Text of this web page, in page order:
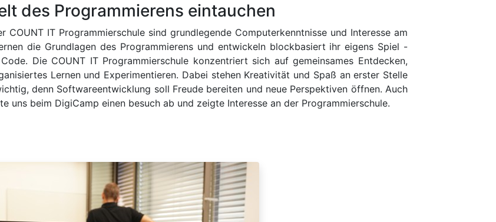
des Programmierens eintauchen
COUNT IT Programmierschule sind grundlegende Computerkenntnisse und Interesse am
die Grundlagen des Programmierens und entwickeln blockbasiert ihr eigens Spiel -
Die COUNT IT Programmierschule konzentriert sich auf gemeinsames Entdecken,
Lernen und Experimentieren. Dabei stehen Kreativität und Spaß an erster Stelle
denn Softwareentwicklung soll Freude bereiten und neue Perspektiven öffnen. Auch
uns beim DigiCamp einen besuch ab und zeigte Interesse an der Programmierschule.